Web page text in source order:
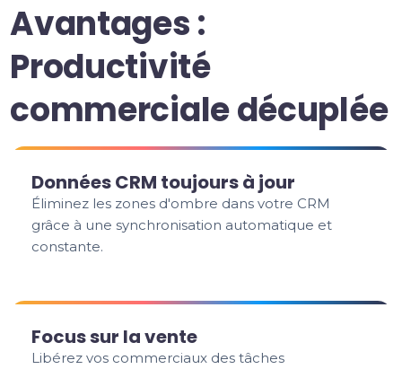
Avantages :
Productivité
commerciale décuplée
Données CRM toujours à jour
Éliminez les zones d'ombre dans votre CRM
grâce à une synchronisation automatique et
constante.
Focus sur la vente
Libérez vos commerciaux des tâches